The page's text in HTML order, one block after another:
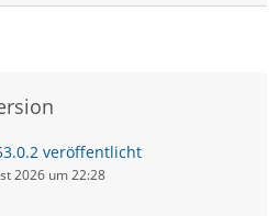
veröffentlicht
2026 um 22:28